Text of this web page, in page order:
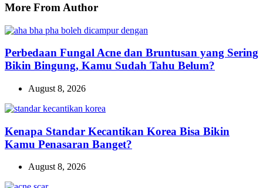
More From Author
Perbedaan Fungal Acne dan Bruntusan yang Sering
Bikin Bingung, Kamu Sudah Tahu Belum?
August 8, 2026
Kenapa Standar Kecantikan Korea Bisa Bikin
Kamu Penasaran Banget?
August 8, 2026